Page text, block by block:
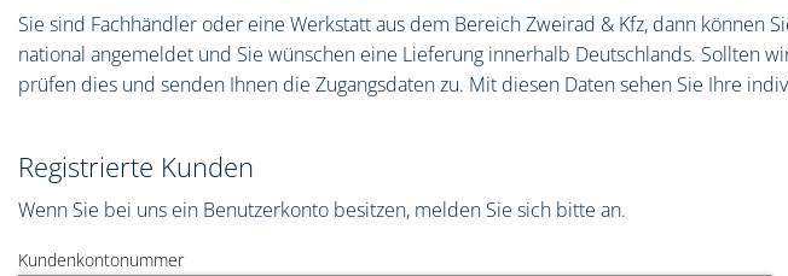
Sie sind Fachhändler oder eine Werkstatt aus dem Bereich Zweirad & Kfz, dann
national angemeldet und Sie wünschen eine Lieferung innerhalb Deutschlands. Sollten
prüfen dies und senden Ihnen die Zugangsdaten zu. Mit diesen Daten sehen Sie Ihre
Registrierte Kunden
Wenn Sie bei uns ein Benutzerkonto besitzen, melden Sie sich bitte an.
Kundenkontonummer